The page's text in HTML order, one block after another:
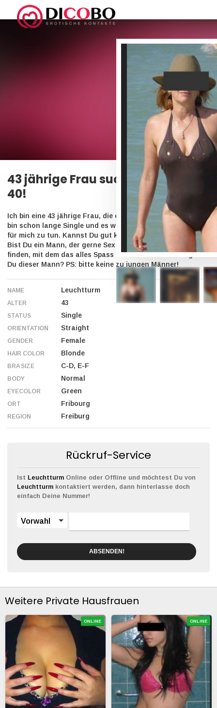
43 jährige Frau sucht Mann ab
40!
Ich bin eine 43 jährige Frau, die einen Mann ab 40 sucht. Ich
bin schon lange Single und es wird Zeit, wieder mal etwas
für mich zu tun. Kannst Du gut küssen? Gut massieren?
Bist Du ein Mann, der gerne Sex hat? Ich möchte jemanden
finden, mit dem das alles Spass macht. Vielleicht bist genau
Du dieser Mann? PS: bitte keine zu jungen Männer!
NAME Leuchtturm
ALTER 43
STATUS Single
ORIENTATION Straight
GENDER Female
HAIR COLOR Blonde
BRA SIZE C-D, E-F
BODY Normal
EYECOLOR Green
ORT Fribourg
REGION Freiburg
Rückruf-Service
Ist Leuchtturm Online oder Offline und möchtest Du von
Leuchtturm kontaktiert werden, dann hinterlasse doch
einfach Deine Nummer!
Vorwahl
ABSENDEN!
Weitere Private Hausfrauen
ONLINE ONLINE